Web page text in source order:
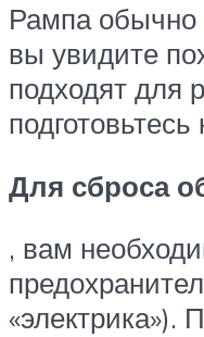
Рампа обычно
вы увидите
подходят для
подготовьтесь
Для сброса
, вам
«электрика»).